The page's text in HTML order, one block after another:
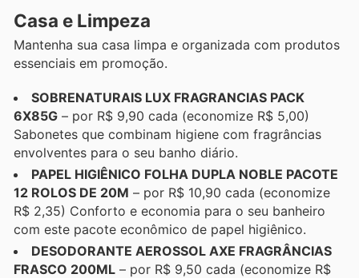
Casa e Limpeza
Mantenha sua casa limpa e organizada com produtos
essenciais em promoção.
SOBRENATURAIS LUX FRAGRANCIAS PACK
6X85G – por R$ 9,90 cada (economize R$ 5,00)
Sabonetes que combinam higiene com fragrâncias
envolventes para o seu banho diário.
PAPEL HIGIÊNICO FOLHA DUPLA NOBLE PACOTE
12 ROLOS DE 20M – por R$ 10,90 cada (economize
R$ 2,35) Conforto e economia para o seu banheiro
com este pacote econômico de papel higiênico.
DESODORANTE AEROSSOL AXE FRAGRÂNCIAS
FRASCO 200ML – por R$ 9,50 cada (economize R$